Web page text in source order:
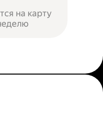
на карту